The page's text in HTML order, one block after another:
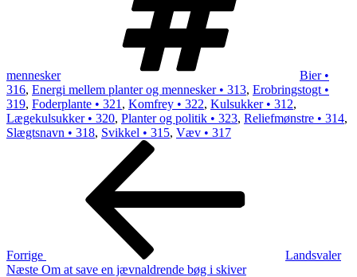
mennesker
Bier •
316, Energi mellem planter og mennesker • 313, Erobringstogt •
319, Foderplante • 321 , Komfrey • 322, Kulsukker • 312,
Lægekulsukker • 320, Planter og politik • 323, Reliefmønstre • 314,
Slægtsnavn • 318, Svikkel • 315, Væv • 317
Indlægsnavigation
Forrige
Landsvaler
Næste
Næste Om at save en jævnaldrende bøg i skiver